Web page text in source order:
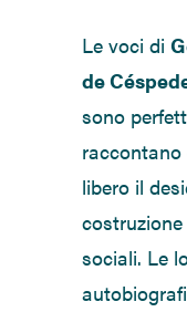
Le voci di
de
sono
libero il
sociali. Le